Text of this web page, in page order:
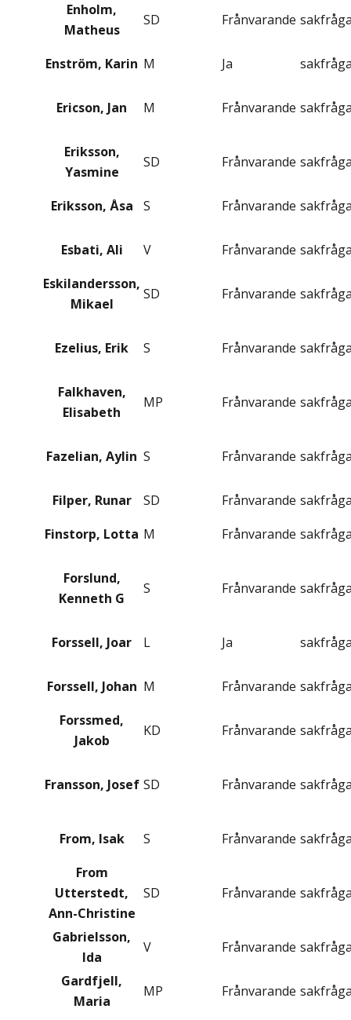
Enholm,
Matheus
SD Frånvarande
Enström, Karin M Ja
Ericson, Jan M Frånvarande
Eriksson,
Yasmine
SD Frånvarande
Eriksson, Åsa S Frånvarande
Esbati, Ali V Frånvarande
Eskilandersson,
Mikael
SD Frånvarande
Ezelius, Erik S Frånvarande
Falkhaven,
Elisabeth
MP Frånvarande
Fazelian, Aylin S Frånvarande
Filper, Runar SD Frånvarande
Finstorp, Lotta M Frånvarande
Forslund,
Kenneth G
S Frånvarande
Forssell, Joar L Ja
Forssell, Johan M Frånvarande
Forssmed,
Jakob
KD Frånvarande
Fransson, Josef SD Frånvarande
From, Isak S Frånvarande
From
Utterstedt,
Ann-Christine
SD Frånvarande
Gabrielsson,
Ida
V Frånvarande
Gardfjell,
Maria
MP Frånvarande